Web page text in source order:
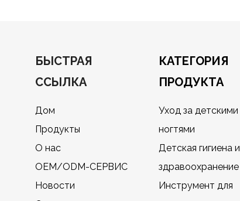
БЫСТРАЯ
ССЫЛКА
Дом
Продукты
О нас
OEM/ODM-СЕРВИС
Новости
КАТЕГОРИЯ
ПРОДУКТА
Уход за детскими
ногтями
Детская гигиена и
здравоохранение
Инструмент для